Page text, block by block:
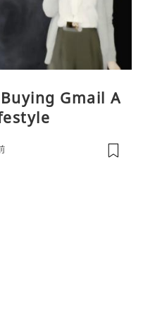
Gmail A